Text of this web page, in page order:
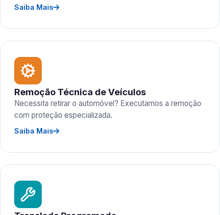
Saiba Mais
Remoção Técnica de Veículos
Necessita retirar o automóvel? Executamos a remoção
com proteção especializada.
Saiba Mais